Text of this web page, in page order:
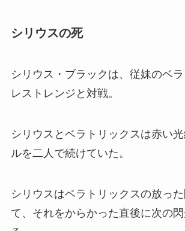
シリウスの死
シリウス・ブラックは、従妹のベラ
レストレンジと対戦。
シリウスとベラトリックスは赤い
ルを二人で続けていた。
シリウスはベラトリックスの放っ
て、それをからかった直後に次の